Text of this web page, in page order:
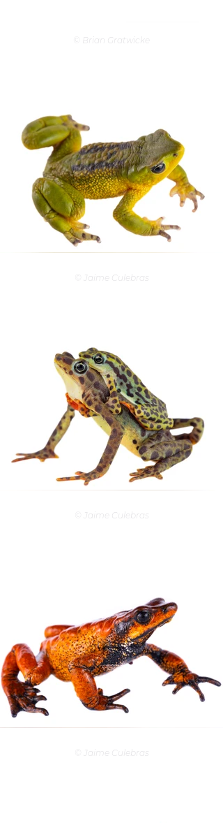
© Brian Gratwicke
© Jaime Culebras
© Jaime Culebras
© Jaime Culebras